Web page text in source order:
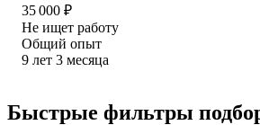
35 000 ₽
Не ищет работу
Общий опыт
9 лет 3 месяца
Быстрые фильтры